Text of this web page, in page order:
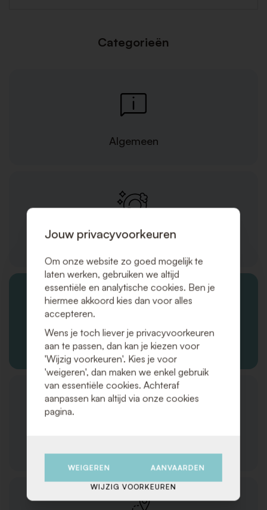
Categorieën
Algemeen
Producten/diensten
Bestellingen en verzending
Jouw privacyvoorkeuren
Om onze website zo goed mogelijk te
laten werken, gebruiken we altijd
essentiële en analytische cookies. Ben je
hiermee akkoord kies dan voor alles
accepteren.
Wens je toch liever je privacyvoorkeuren
aan te passen, dan kan je kiezen voor
'Wijzig voorkeuren'. Kies je voor
'weigeren', dan maken we enkel gebruik
van essentiële cookies. Achteraf
aanpassen kan altijd via onze cookies
pagina.
WEIGEREN AANVAARDEN
WIJZIG VOORKEUREN